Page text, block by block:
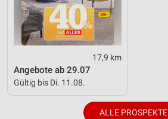
17,9 km
Angebote ab 29.07
Gültig bis Di. 11.08.
ALLE PROSPEKTE